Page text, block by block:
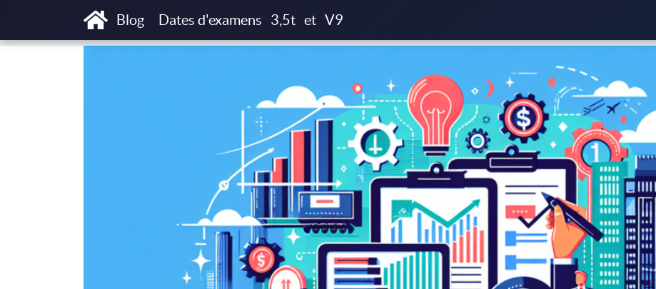
Blog Dates d'examens 3,5t et V9
Accueil Blog Exploitation & gestion transport lourd Le calcul du coût de revient au kilomètre en transport